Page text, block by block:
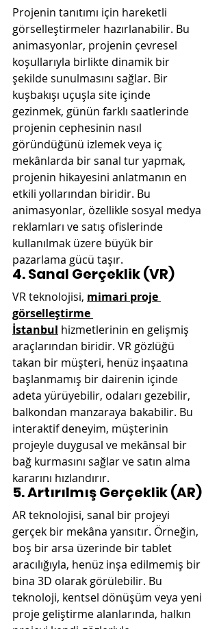
Projenin tanıtımı için hareketli
görselleştirmeler hazırlanabilir. Bu
animasyonlar, projenin çevresel
koşullarıyla birlikte dinamik bir
şekilde sunulmasını sağlar. Bir
kuşbakışı uçuşla site içinde
gezinmek, günün farklı saatlerinde
projenin cephesinin nasıl
göründüğünü izlemek veya iç
mekânlarda bir sanal tur yapmak,
projenin hikayesini anlatmanın en
etkili yollarından biridir. Bu
animasyonlar, özellikle sosyal medya
reklamları ve satış ofislerinde
kullanılmak üzere büyük bir
pazarlama gücü taşır.
4. Sanal Gerçeklik (VR)
VR teknolojisi, mimari proje
görselleştirme
İstanbul hizmetlerinin en gelişmiş
araçlarından biridir. VR gözlüğü
takan bir müşteri, henüz inşaatına
başlanmamış bir dairenin içinde
adeta yürüyebilir, odaları gezebilir,
balkondan manzaraya bakabilir. Bu
interaktif deneyim, müşterinin
projeyle duygusal ve mekânsal bir
bağ kurmasını sağlar ve satın alma
kararını hızlandırır.
5. Artırılmış Gerçeklik (AR)
AR teknolojisi, sanal bir projeyi
gerçek bir mekâna yansıtır. Örneğin,
boş bir arsa üzerinde bir tablet
aracılığıyla, henüz inşa edilmemiş bir
bina 3D olarak görülebilir. Bu
teknoloji, kentsel dönüşüm veya yeni
proje geliştirme alanlarında, halkın